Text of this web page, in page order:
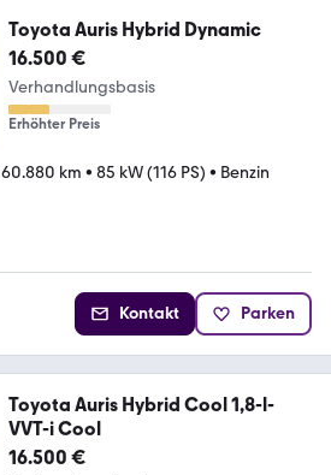
Toyota Auris Hybrid Dynamic
16.500 €
Verhandlungsbasis
Erhöhter Preis
60.880 km • 85 kW (116 PS) • Benzin
Kontakt Parken
Toyota Auris Hybrid Cool 1,8-l-
VVT-i Cool
16.500 €